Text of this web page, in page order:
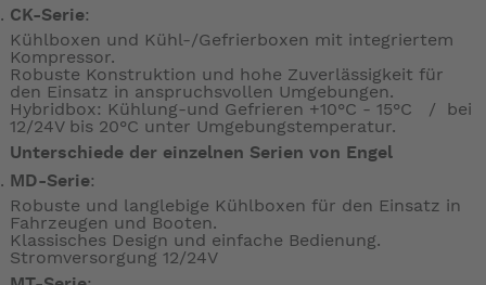
CK-Serie:
Kühlboxen und Kühl-/Gefrierboxen mit integriertem
Kompressor.
Robuste Konstruktion und hohe Zuverlässigkeit für
den Einsatz in anspruchsvollen Umgebungen.
Hybridbox: Kühlung-und Gefrieren +10°C - 15°C / bei
12/24V bis 20°C unter Umgebungstemperatur.
Unterschiede der einzelnen Serien von Engel
MD-Serie:
Robuste und langlebige Kühlboxen für den Einsatz in
Fahrzeugen und Booten.
Klassisches Design und einfache Bedienung.
Stromversorgung 12/24V